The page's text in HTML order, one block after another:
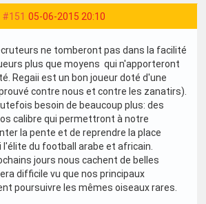
#151 05-06-2015 20:10
ne tomberont pas dans la facilité
plus que moyens qui n'apporteront
Regaii est un bon joueur doté d'une
contre nous et contre les zanatirs).
besoin de beaucoup plus: des
calibre qui permettront à notre
la pente et de reprendre la place
du football arabe et africain.
jours nous cachent de belles
difficile vu que nos principaux
poursuivre les mêmes oiseaux rares.